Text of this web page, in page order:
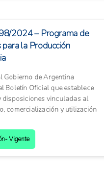
2024 – Programa de
la Producción
Gobierno de Argentina
Boletín Oficial que establece
disposiciones vinculadas al
comercialización y utilización
Vigente